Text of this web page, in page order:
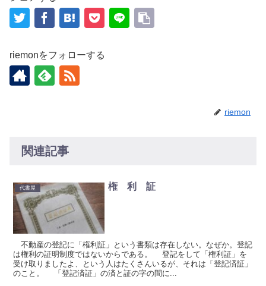
riemonをフォローする
riemon
関連記事
代書屋 権 利 証
不動産の登記に「権利証」という書類は存在しない。なぜか。登記
は権利の証明制度ではないからである。 登記をして「権利証」を
受け取りましたよ、という人はたくさんいるが、それは「登記済証」
のこと。 「登記済証」の済と証の字の間に...